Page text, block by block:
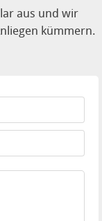
aus und wir
kümmern.